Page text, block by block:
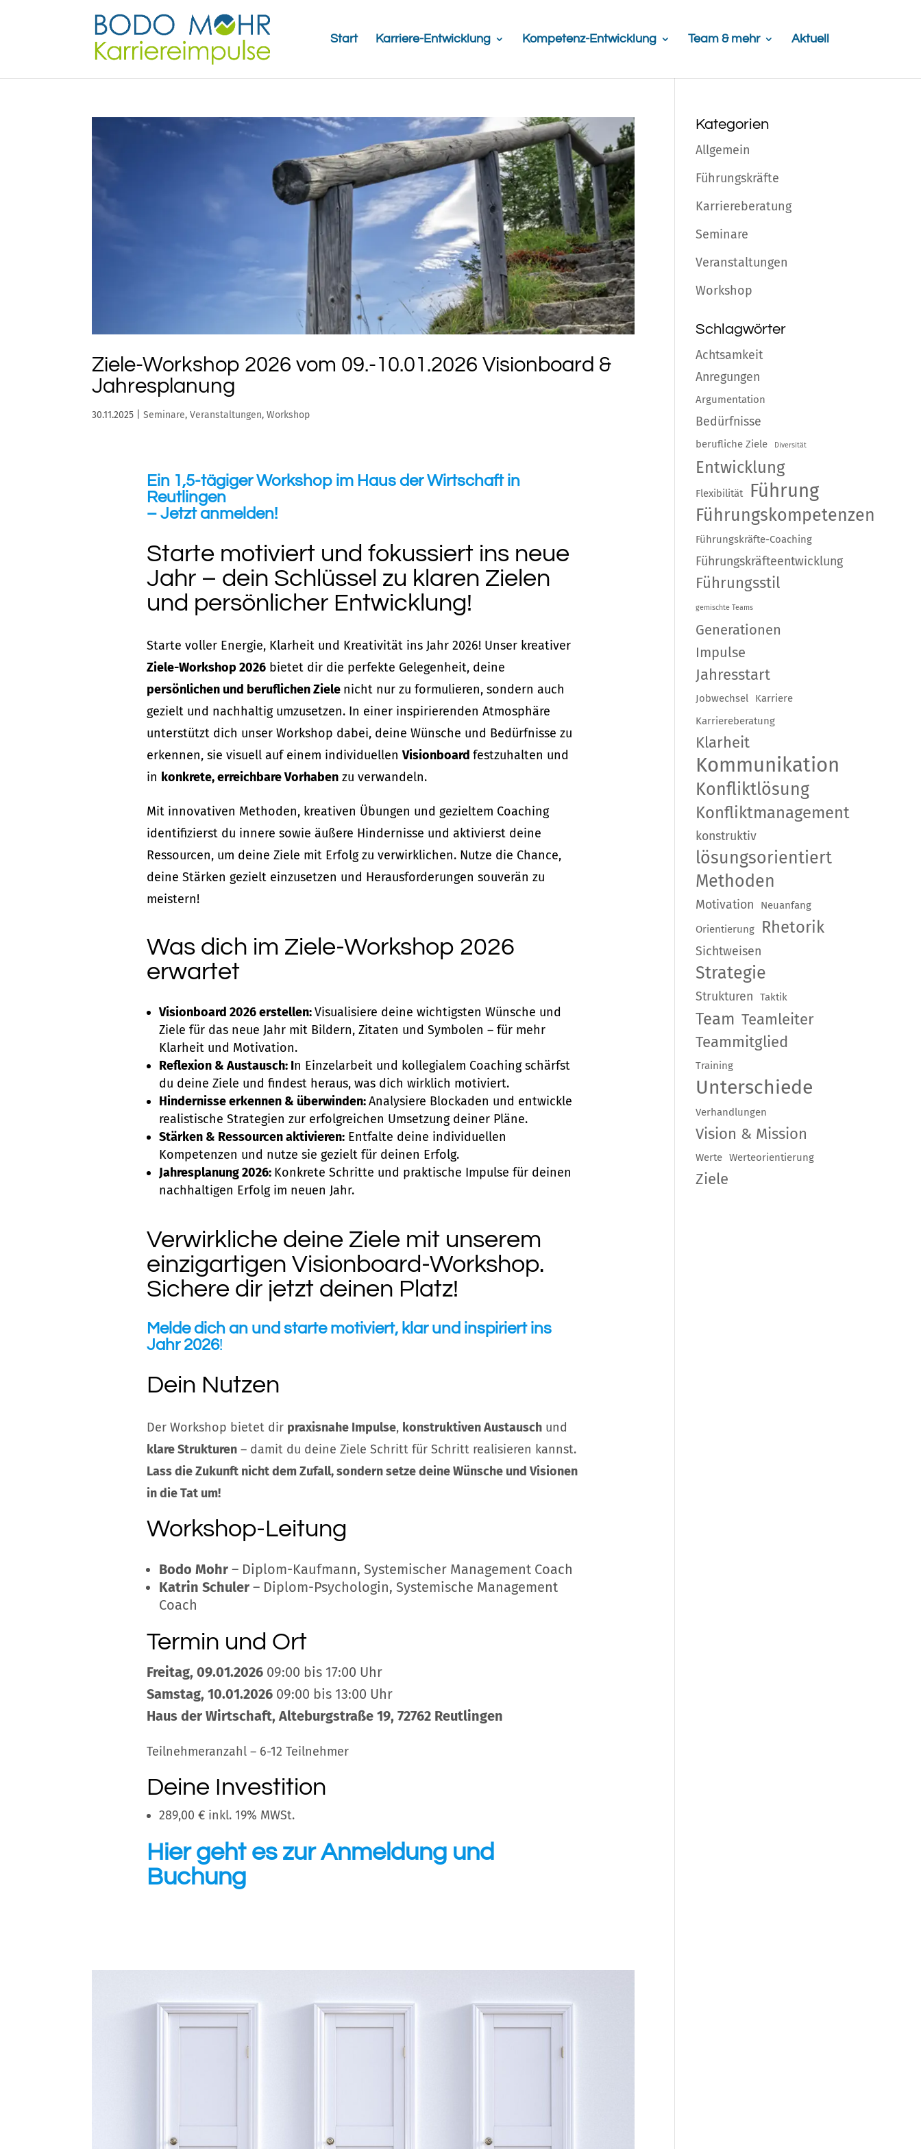
Start Karriere-Entwicklung Kompetenz-Entwicklung Team & mehr Aktuell
Ziele-Workshop 2026 vom 09.-10.01.2026 Visionboard &
Jahresplanung
30.11.2025 |Seminare,Veranstaltungen,Workshop
Ein 1,5-tägiger Workshop im Haus der Wirtschaft in
Reutlingen
– Jetzt anmelden!
Starte motiviert und fokussiert ins neue
Jahr – dein Schlüssel zu klaren Zielen
und persönlicher Entwicklung!
Starte voller Energie, Klarheit und Kreativität ins Jahr 2026! Unser kreativer
Ziele-Workshop 2026bietet dir die perfekte Gelegenheit, deine
persönlichen und beruflichen Ziele nicht nur zu formulieren, sondern auch
gezielt und nachhaltig umzusetzen. In einer inspirierenden Atmosphäre
unterstützt dich unser Workshop dabei, deine Wünsche und Bedürfnisse zu
erkennen, sie visuell auf einem individuellenVisionboard festzuhalten und
in konkrete, erreichbare Vorhabenzu verwandeln.
Mit innovativen Methoden, kreativen Übungen und gezieltem Coaching
identifizierst du innere sowie äußere Hindernisse und aktivierst deine
Ressourcen, um deine Ziele mit Erfolg zu verwirklichen. Nutze die Chance,
deine Stärken gezielt einzusetzen und Herausforderungen souverän zu
meistern!
Was dich im Ziele-Workshop 2026
erwartet
Visionboard 2026 erstellen:Visualisiere deine wichtigsten Wünsche und
Ziele für das neue Jahr mit Bildern, Zitaten und Symbolen – für mehr
Klarheit und Motivation.
Reflexion & Austausch: In Einzelarbeit und kollegialem Coaching schärfst
du deine Ziele und findest heraus, was dich wirklich motiviert.
Hindernisse erkennen & überwinden:Analysiere Blockaden und entwickle
realistische Strategien zur erfolgreichen Umsetzung deiner Pläne.
Stärken & Ressourcen aktivieren:Entfalte deine individuellen
Kompetenzen und nutze sie gezielt für deinen Erfolg.
Jahresplanung 2026: Konkrete Schritte und praktische Impulse für deinen
nachhaltigen Erfolg im neuen Jahr.
Verwirkliche deine Ziele mit unserem
einzigartigen Visionboard-Workshop.
Sichere dir jetzt deinen Platz!
Melde dich an und starte motiviert, klar und inspiriert ins
Jahr 2026!
Dein Nutzen
Der Workshop bietet dir praxisnahe Impulse, konstruktiven Austauschund
klare Strukturen– damit du deine Ziele Schritt für Schritt realisieren kannst.
Lass die Zukunft nicht dem Zufall, sondern setze deine Wünsche und Visionen
in die Tat um!
Workshop-Leitung
Bodo Mohr– Diplom-Kaufmann, Systemischer Management Coach
Katrin Schuler – Diplom-Psychologin, Systemische Management
Coach
Termin und Ort
Freitag, 09.01.2026 09:00 bis 17:00 Uhr
Samstag, 10.01.2026 09:00 bis 13:00 Uhr
Haus der Wirtschaft, Alteburgstraße 19, 72762 Reutlingen
Teilnehmeranzahl – 6-12 Teilnehmer
Deine Investition
289,00 € inkl. 19% MWSt.
Hier geht es zur Anmeldung und
Buchung
Kategorien
Allgemein
Führungskräfte
Karriereberatung
Seminare
Veranstaltungen
Workshop
Schlagwörter
Achtsamkeit
Anregungen
Argumentation
Bedürfnisse
berufliche Ziele Diversität
Entwicklung
Flexibilität Führung
Führungskompetenzen
Führungskräfte-Coaching
Führungskräfteentwicklung
Führungsstil
gemischte Teams
Generationen
Impulse
Jahresstart
Jobwechsel
Karriere
Karriereberatung
Klarheit
Kommunikation
Konfliktlösung
Konfliktmanagement
konstruktiv
lösungsorientiert
Methoden
Motivation
Neuanfang
Orientierung
Rhetorik
Sichtweisen
Strategie
Strukturen Taktik
Team Teamleiter
Teammitglied
Training
Unterschiede
Verhandlungen
Vision & Mission
Werte Werteorientierung
Ziele